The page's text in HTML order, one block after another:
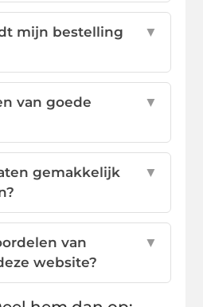
mijn bestelling
▼
van goede
▼
gemakkelijk
▼
van
website?
▼